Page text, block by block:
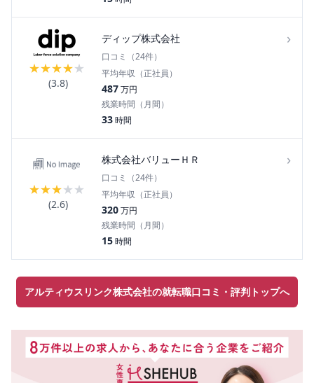
★★★★★
(3.8)
ディップ株式会社 ›
口コミ（24件）
平均年収（正社員）
487万円
残業時間（月間）
33時間
★★★★★
(2.6)
株式会社バリューＨＲ ›
口コミ（24件）
平均年収（正社員）
320万円
残業時間（月間）
15時間
アルティウスリンク株式会社の就転職口コミ・評判トップへ